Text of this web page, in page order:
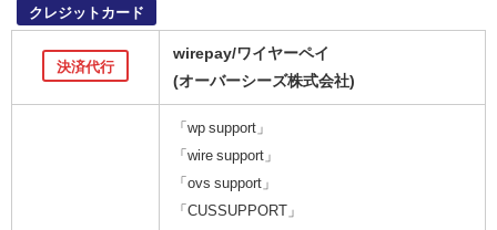
クレジットカード
決済代行
wirepay/ワイヤーペイ
(オーバーシーズ株式会社)
「wp support」
「wire support」
「ovs support」
「CUSSUPPORT」